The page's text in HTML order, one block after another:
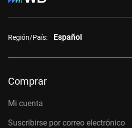
Región/País: Español
Comprar
Mi cuenta
Suscribirse por correo electrónico